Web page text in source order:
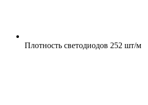
Плотность светодиодов 252 шт/м